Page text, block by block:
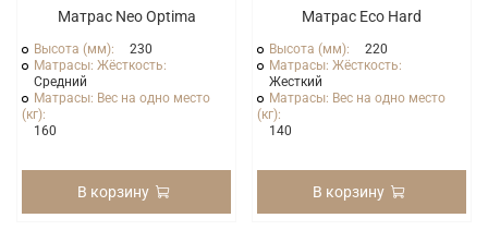
Матрас Neo Optima
Высота (мм):
230
Матрасы: Жёсткость:
Средний
Матрасы: Вес на одно место
(кг):
160
В корзину
Матрас Eco Hard
Высота (мм):
220
Матрасы: Жёсткость:
Жесткий
Матрасы: Вес на одно место
(кг):
140
В корзину